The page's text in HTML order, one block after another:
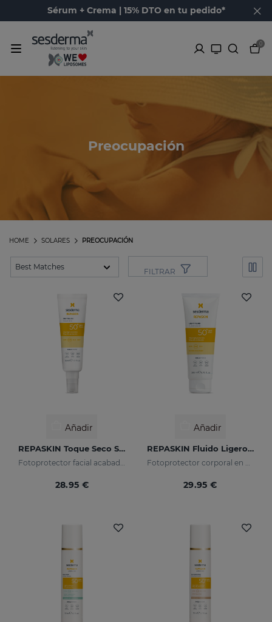
Sérum + Crema | 15% DTO en tu pedido*
0
Preocupación
PREOCUPACIÓN
SOLARES
HOME
FILTRAR
Añadir
REPASKIN Toque Seco SPF50+
Fotoprotector facial acabado mate
28.95 €
Añadir
REPASKIN Fluido Ligero SPF50+
Fotoprotector corporal en crema
29.95 €